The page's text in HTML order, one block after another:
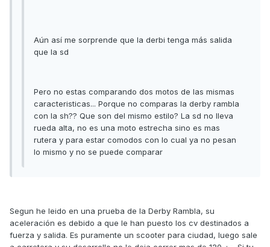
Aún así me sorprende que la derbi tenga más salida
que la sd
Pero no estas comparando dos motos de las mismas
caracteristicas... Porque no comparas la derby rambla
con la sh?? Que son del mismo estilo? La sd no lleva
rueda alta, no es una moto estrecha sino es mas
rutera y para estar comodos con lo cual ya no pesan
lo mismo y no se puede comparar
Segun he leido en una prueba de la Derby Rambla, su
aceleración es debido a que le han puesto los cv destinados a
fuerza y salida. Es puramente un scooter para ciudad, luego sale